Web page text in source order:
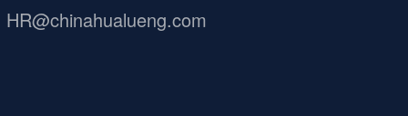
HR@chinahualueng.com